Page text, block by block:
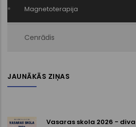
Magnetoterapija
Cenrādis
JAUNĀKĀS ZIŅAS
Vasaras skola 2026 -